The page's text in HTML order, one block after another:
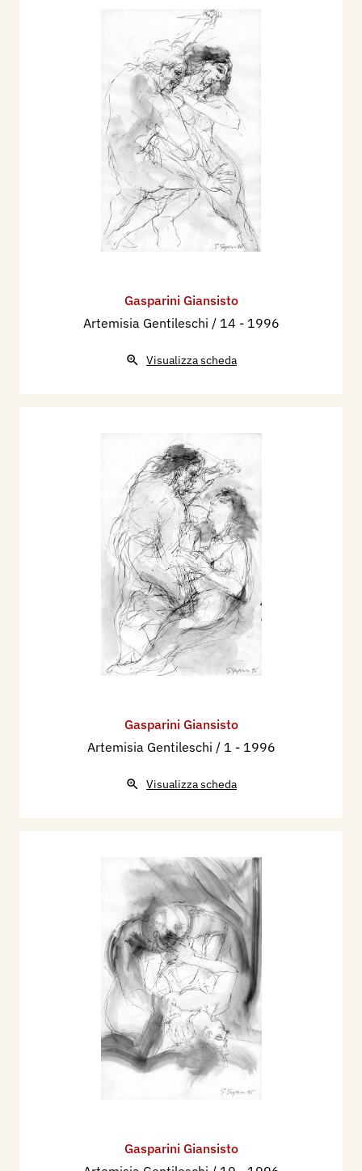
Gasparini Giansisto
Artemisia Gentileschi / 14 - 1996
Visualizza scheda
Gasparini Giansisto
Artemisia Gentileschi / 1 - 1996
Visualizza scheda
Gasparini Giansisto